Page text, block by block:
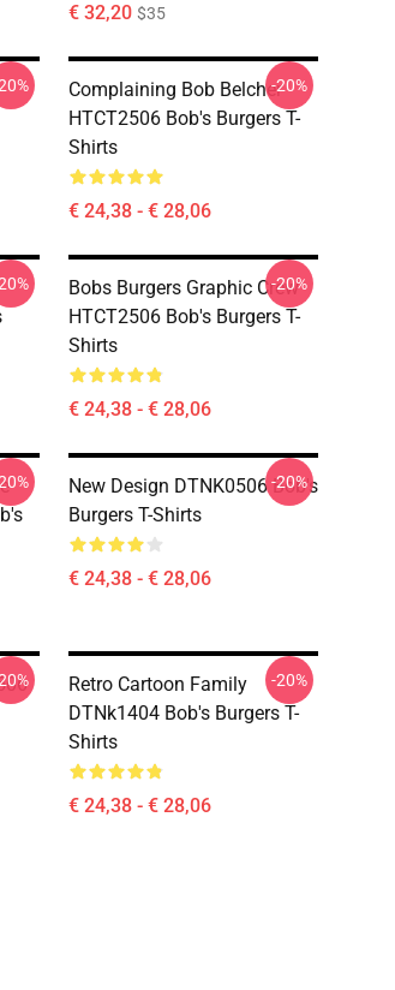
€ 32,20 $35
Complaining Bob Belcher
HTCT2506 Bob's Burgers T-
Shirts
€ 24,38 - € 28,06
-20%
Bobs Burgers Graphic Crew
HTCT2506 Bob's Burgers T-
Shirts
€ 24,38 - € 28,06
-20%
New Design DTNK0506 Bob's
Burgers T-Shirts
€ 24,38 - € 28,06
-20%
Retro Cartoon Family
DTNk1404 Bob's Burgers T-
Shirts
€ 24,38 - € 28,06
-20%